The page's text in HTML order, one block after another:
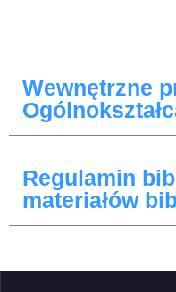
Wewnętrzne
Regulamin
materiałów